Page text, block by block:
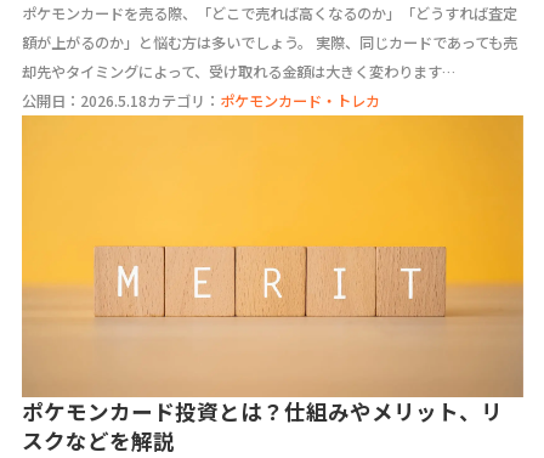
ポケモンカードを売る際、「どこで売れば高くなるのか」「どうすれば査定
額が上がるのか」と悩む方は多いでしょう。 実際、同じカードであっても売
却先やタイミングによって、受け取れる金額は大きく変わります…
公開日：2026.5.18カテゴリ： ポケモンカード・トレカ
ポケモンカード投資とは？仕組みやメリット、リ
スクなどを解説